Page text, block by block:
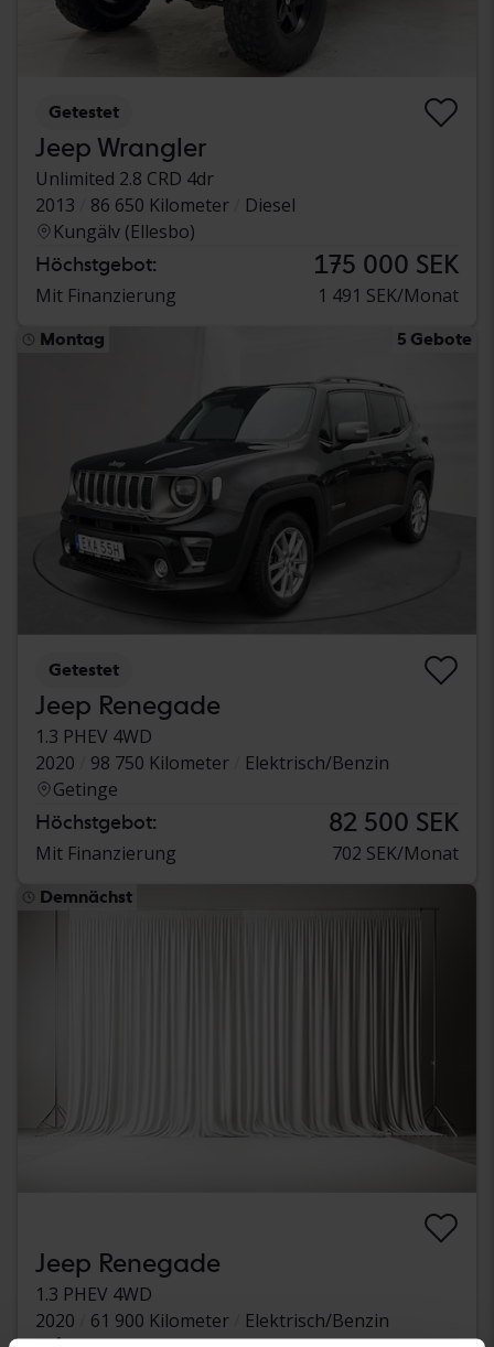
Getestet
Jeep Wrangler
Unlimited 2.8 CRD 4dr
2013
86 650 Kilometer
Diesel
Kungälv (Ellesbo)
Höchstgebot: 175 000 SEK
Mit Finanzierung 1 491 SEK/Monat
Montag 5 Gebote
Getestet
Jeep Renegade
1.3 PHEV 4WD
2020
98 750 Kilometer
Elektrisch/Benzin
Getinge
Höchstgebot: 82 500 SEK
Mit Finanzierung 702 SEK/Monat
Demnächst
Jeep Renegade
1.3 PHEV 4WD
2020
61 900 Kilometer
Elektrisch/Benzin